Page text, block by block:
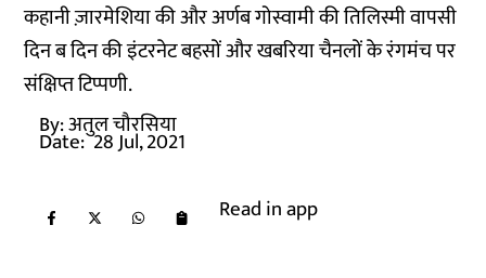
कहानी ज़ारमेशिया की और अर्णब गोस्वामी की तिलिस्मी वापसी
दिन ब दिन की इंटरनेट बहसों और खबरिया चैनलों के रंगमंच पर
संक्षिप्त टिप्पणी.
By:अतुल चौरसिया
Date: 28 Jul, 2021
Read in app